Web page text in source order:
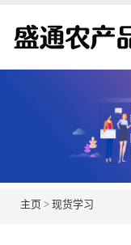
主页 > 现货学习